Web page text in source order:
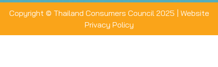
Copyright © Thailand Consumers Council 2025 | Website
Privacy Policy